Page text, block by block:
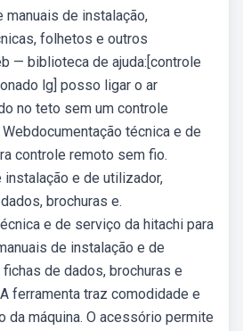
manuais de instalação,
folhetos e outros
— biblioteca de ajuda:[controle
lg] posso ligar o ar
no teto sem um controle
técnica e de
controle remoto sem fio.
instalação e de utilizador,
brochuras e.
e de serviço da hitachi para
de instalação e de
de dados, brochuras e
ferramenta traz comodidade e
da máquina. O acessório permite